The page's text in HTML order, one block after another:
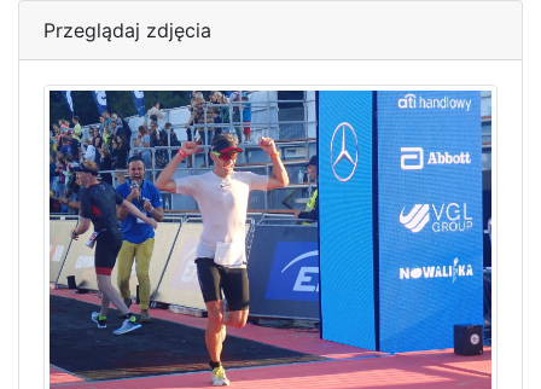
Przeglądaj zdjęcia